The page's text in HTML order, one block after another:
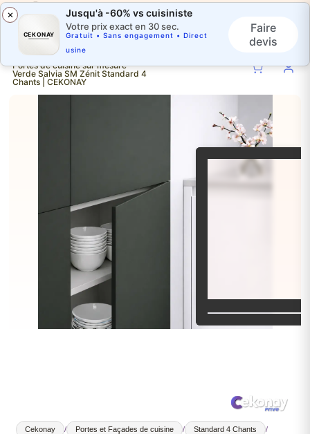
×
CEKONAY
Jusqu'à -60% vs cuisiniste
Votre prix exact en 30 sec.
Gratuit • Sans engagement • Direct
usine
Faire
devis
Portes de cuisine sur mesure -
Verde Salvia SM Zénit Standard 4
Chants | CEKONAY
Cekonay / Portes et Façades de cuisine / Standard 4 Chants /